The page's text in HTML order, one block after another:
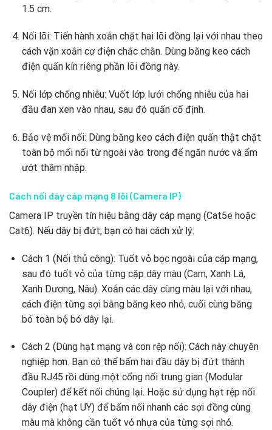
1.5 cm.
Nối lõi: Tiến hành xoắn chặt hai lõi đồng lại với nhau theo
cách vặn xoắn cơ điện chắc chắn. Dùng băng keo cách
điện quấn kín riêng phần lõi đồng này.
Nối lớp chống nhiễu: Vuốt lớp lưới chống nhiễu của hai
đầu đan xen vào nhau, sau đó quấn cố định.
Bảo vệ mối nối: Dùng băng keo cách điện quấn thật chặt
toàn bộ mối nối từ ngoài vào trong để ngăn nước và ẩm
ướt thâm nhập.
Cách nối dây cáp mạng 8 lõi (Camera IP)
Camera IP truyền tín hiệu bằng dây cáp mạng (Cat5e hoặc
Cat6). Nếu dây bị đứt, bạn có hai cách xử lý:
Cách 1 (Nối thủ công): Tuốt vỏ bọc ngoài của cáp mạng,
sau đó tuốt vỏ của từng cặp dây màu (Cam, Xanh Lá,
Xanh Dương, Nâu). Xoắn các dây cùng màu lại với nhau,
cách điện từng sợi bằng băng keo nhỏ, cuối cùng băng
bó toàn bộ bó dây lại.
Cách 2 (Dùng hạt mạng và con rệp nối): Cách này chuyên
nghiệp hơn. Bạn có thể bấm hai đầu dây bị đứt thành
đầu RJ45 rồi dùng một cổng nối trung gian (Modular
Coupler) để kết nối chúng lại. Hoặc sử dụng hạt rệp nối
dây điện (hạt UY) để bấm nối nhanh các sợi đồng cùng
màu mà không cần tuốt vỏ nhựa của từng sợi nhỏ.